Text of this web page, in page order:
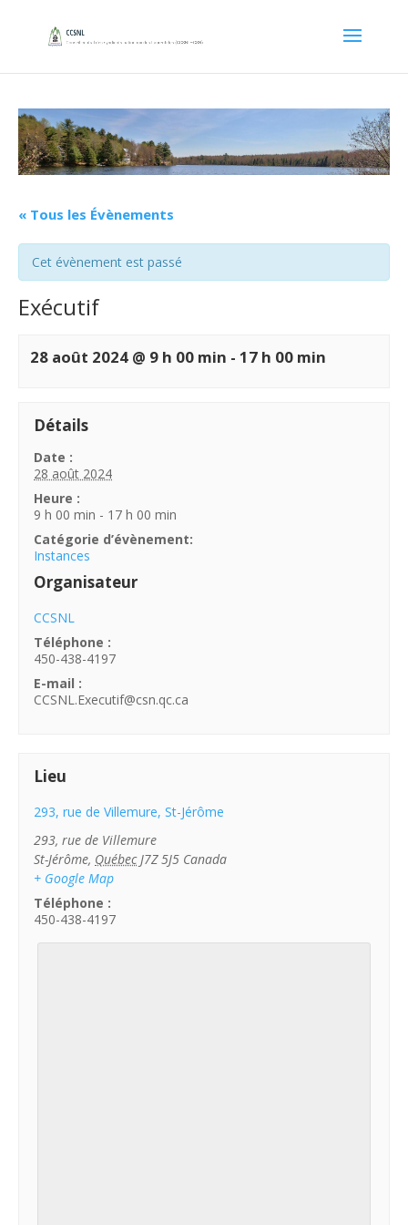
« Tous les Évènements
Cet évènement est passé
Exécutif
28 août 2024 @ 9 h 00 min - 17 h 00 min
Détails
Date :
28 août 2024
Heure :
9 h 00 min - 17 h 00 min
Catégorie d’évènement:
Instances
Organisateur
CCSNL
Téléphone :
450-438-4197
E-mail :
CCSNL.Executif@csn.qc.ca
Lieu
293, rue de Villemure, St-Jérôme
293, rue de Villemure
St-Jérôme, Québec J7Z 5J5 Canada
+ Google Map
Téléphone :
450-438-4197